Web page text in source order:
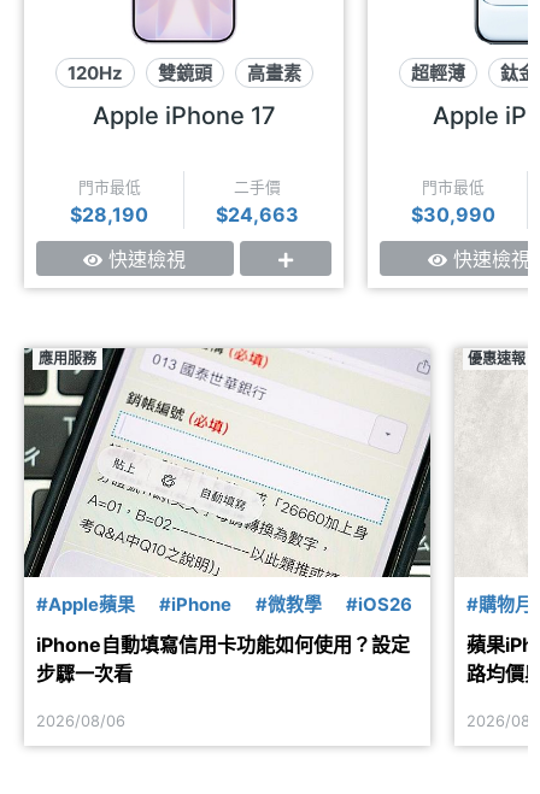
120Hz 雙鏡頭 高畫素
Apple iPhone 17
門市最低
$28,190
二手價
$24,663
快速檢視
超輕薄 鈦
Apple
門市最低
$30,990
快速檢視
應用服務
#Apple蘋果 #iPhone #微教學 #iOS26
iPhone自動填寫信用卡功能如何使用？設定
步驟一次看
2026/08/06
優惠速報
#購物月
二手機
蘋果
路均價
2026/08/